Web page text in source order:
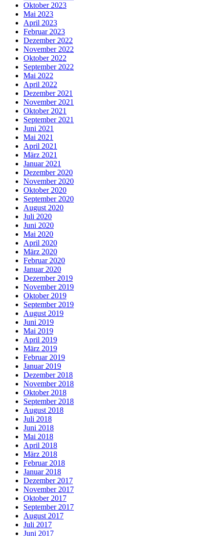
Oktober 2023
Mai 2023
April 2023
Februar 2023
Dezember 2022
November 2022
Oktober 2022
September 2022
Mai 2022
April 2022
Dezember 2021
November 2021
Oktober 2021
September 2021
Juni 2021
Mai 2021
April 2021
März 2021
Januar 2021
Dezember 2020
November 2020
Oktober 2020
September 2020
August 2020
Juli 2020
Juni 2020
Mai 2020
April 2020
März 2020
Februar 2020
Januar 2020
Dezember 2019
November 2019
Oktober 2019
September 2019
August 2019
Juni 2019
Mai 2019
April 2019
März 2019
Februar 2019
Januar 2019
Dezember 2018
November 2018
Oktober 2018
September 2018
August 2018
Juli 2018
Juni 2018
Mai 2018
April 2018
März 2018
Februar 2018
Januar 2018
Dezember 2017
November 2017
Oktober 2017
September 2017
August 2017
Juli 2017
Juni 2017